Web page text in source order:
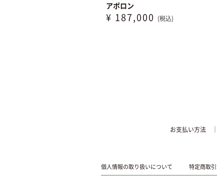
アポロン
¥ 187,000 (税込)
お支払い方法
個人情報の取り扱いについて 特定商取